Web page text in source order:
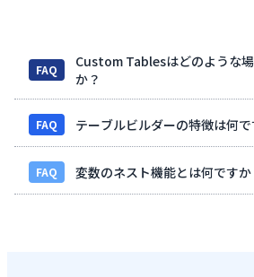
FAQ
Custom Tablesはどのような
か？
FAQ テーブルビルダーの特徴は何で
FAQ 変数のネスト機能とは何ですか